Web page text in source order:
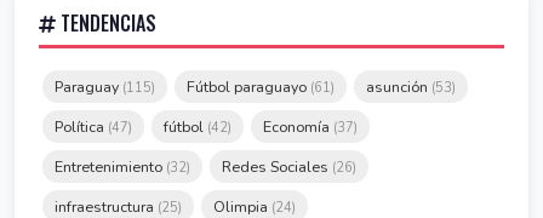
TENDENCIAS
Paraguay (115) Fútbol paraguayo (61) asunción (53)
Política (47) fútbol (42) Economía (37)
Entretenimiento (32) Redes Sociales (26)
infraestructura (25) Olimpia (24)